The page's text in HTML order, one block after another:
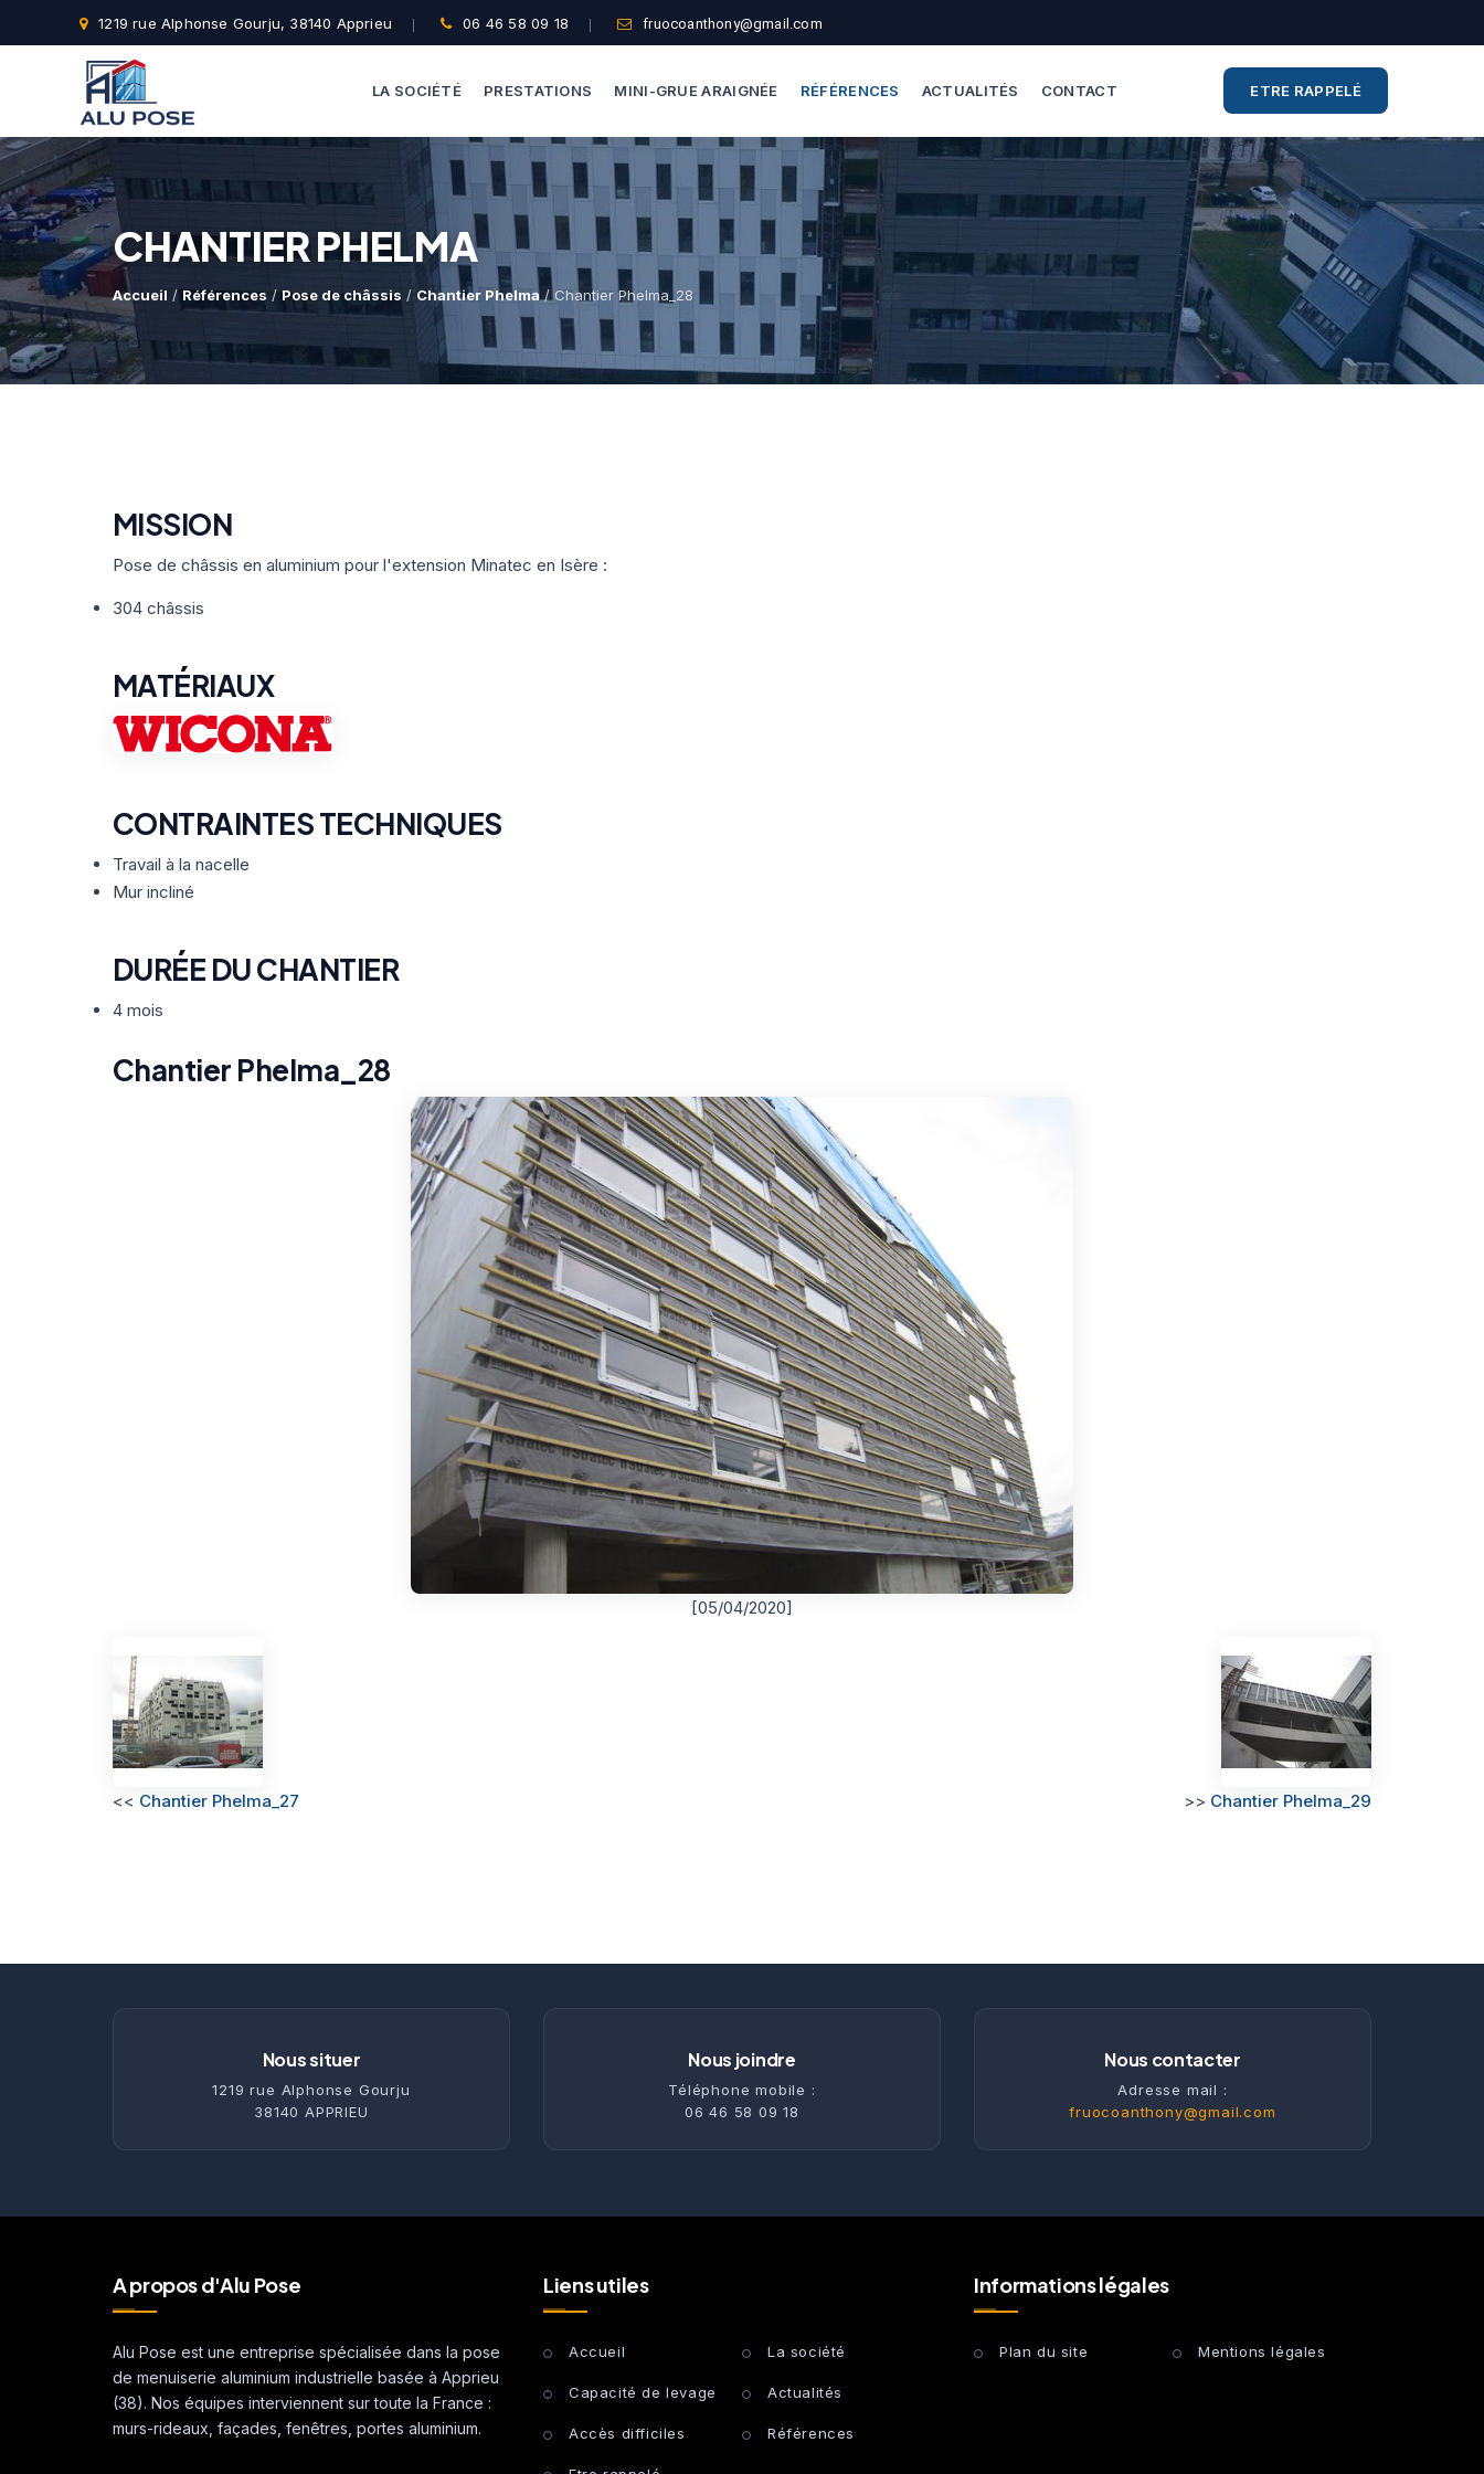
1219 rue Alphonse Gourju, 38140 Apprieu 06 46 58 09 18 fruocoanthony@gmail.com
LA SOCIÉTÉ PRESTATIONS
Dépannage Vitrages
Vitrine Magasin
Expertise Bris De Glace
Recherche De Fuite
MINI-GRUE ARAIGNÉE
Capacité De Levage
Nos Formules
RÉFÉRENCES ACTUALITÉS CONTACT ETRE RAPPELÉ
CHANTIER PHELMA
Accueil / Références /Pose de châssis / Chantier Phelma / Chantier Phelma_28
MISSION
Pose de châssis en aluminium pour l'extension Minatec en Isère :
304 châssis
MATÉRIAUX
CONTRAINTES TECHNIQUES
Travail à la nacelle
Mur incliné
DURÉE DU CHANTIER
4 mois
Chantier Phelma_28
[05/04/2020]
<< Chantier Phelma_27 >> Chantier Phelma_29
Nous situer
1219 rue Alphonse Gourju
38140 APPRIEU
Nous joindre
Téléphone mobile :
06 46 58 09 18
Nous contacter
Adresse mail :
fruocoanthony@gmail.com
A propos d'Alu Pose
Alu Pose est une entreprise spécialisée dans la pose
de menuiserie aluminium industrielle basée à Apprieu
(38). Nos équipes interviennent sur toute la France :
murs-rideaux, façades, fenêtres, portes aluminium.
Liens utiles
Accueil La société
Capacité de levage Actualités
Accès difficiles Références
Informations légales
Plan du site Mentions légales